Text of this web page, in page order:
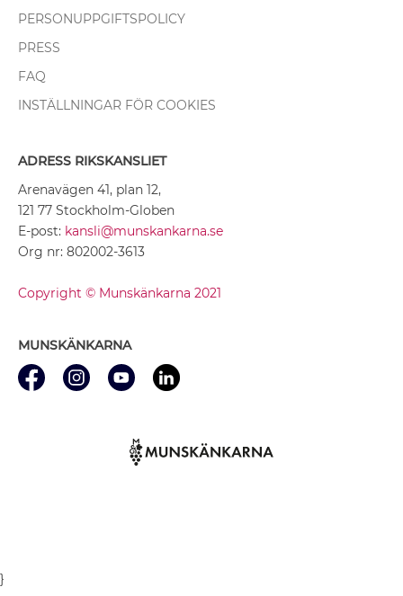
PERSONUPPGIFTSPOLICY
PRESS
FAQ
INSTÄLLNINGAR FÖR COOKIES
ADRESS RIKSKANSLIET
Arenavägen 41, plan 12,
121 77 Stockholm-Globen
E-post: kansli@munskankarna.se
Org nr: 802002-3613
Copyright © Munskänkarna 2021
MUNSKÄNKARNA
}